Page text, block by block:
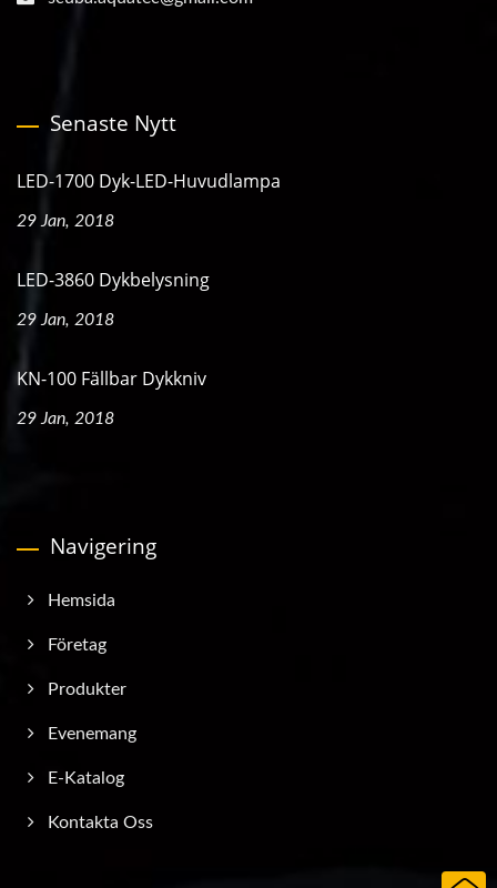
Senaste Nytt
LED-1700 Dyk-LED-Huvudlampa
29 Jan, 2018
LED-3860 Dykbelysning
29 Jan, 2018
KN-100 Fällbar Dykkniv
29 Jan, 2018
Navigering
Hemsida
Företag
Produkter
Evenemang
E-Katalog
Kontakta Oss